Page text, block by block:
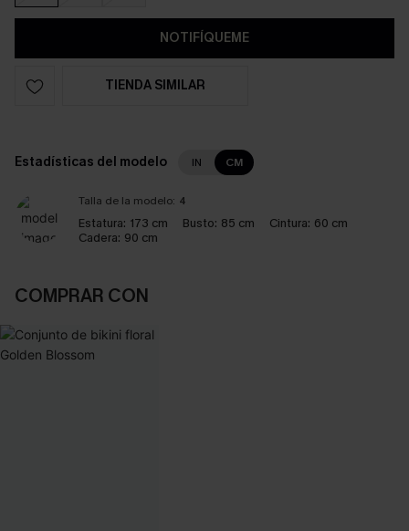
NOTIFÍQUEME
TIENDA SIMILAR
Estadísticas del modelo IN CM
Talla de la modelo: 4
Estatura: 173 cm Busto: 85 cm Cintura: 60 cm
Cadera: 90 cm
COMPRAR CON